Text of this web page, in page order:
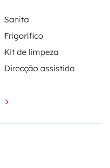
Sanita
Frigorífico
Kit de limpeza
Direcção assistida